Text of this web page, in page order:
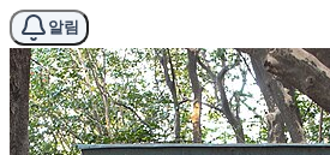
알림